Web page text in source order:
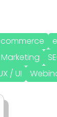
Marketing
/ UI